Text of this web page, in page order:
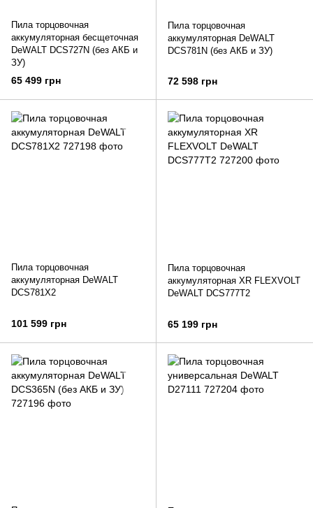
Пила торцовочная
аккумуляторная бесщеточная
DeWALT DCS727N (без АКБ и
ЗУ)
65 499 грн
Пила торцовочная
аккумуляторная DeWALT
DCS781N (без АКБ и ЗУ)
72 598 грн
Пила торцовочная
аккумуляторная DeWALT
DCS781X2
101 599 грн
Пила торцовочная
аккумуляторная XR FLEXVOLT
DeWALT DCS777T2
65 199 грн